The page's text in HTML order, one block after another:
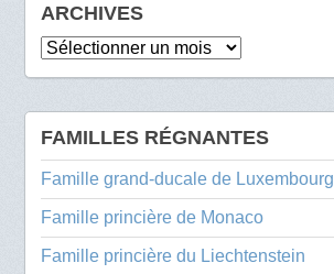
ARCHIVES
Archives
FAMILLES RÉGNANTES
Famille grand-ducale de Luxembourg
Famille princière de Monaco
Famille princière du Liechtenstein